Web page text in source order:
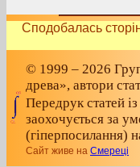
Сподобалась
© 1999 – 2026
древа», автори
Передрук статей
заохочується за
(гіперпосилання)
Сайт живе на Смереці